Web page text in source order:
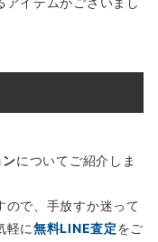
についてご紹介しま
ので、手放すか迷って
軽に無料LINE査定をご